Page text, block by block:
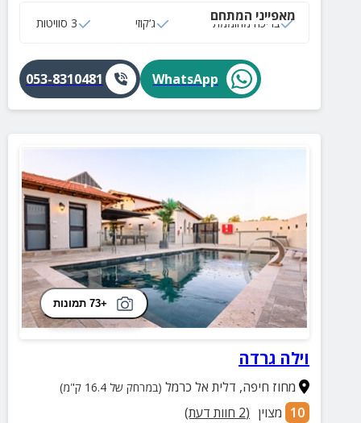
מאפייני המתחם
בריכה מחוממת ג‘קוזי 3 סוויטות
WhatsApp
053-8310481
+73 תמונות
וילה גרדה
מחוז חיפה, דלית אל כרמל (במרחק של 16.4 ק"מ)
10 מצוין (
2 חוות דעת)